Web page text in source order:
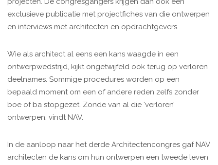
exclusieve publicatie met projectfiches van die ontwerpen
en interviews met architecten en opdrachtgevers.
Wie als architect al eens een kans waagde in een
ontwerpwedstrijd, kijkt ongetwijfeld ook terug op verloren
deelnames. Sommige procedures worden op een
bepaald moment om een of andere reden zelfs zonder
boe of ba stopgezet. Zonde van al die ‘verloren’
ontwerpen, vindt NAV.
In de aanloop naar het derde Architectencongres gaf NAV
architecten de kans om hun ontwerpen een tweede leven